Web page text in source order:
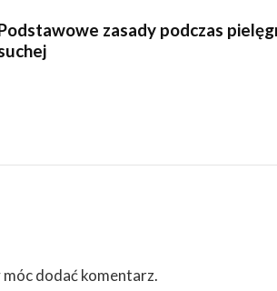
zasady podczas
móc dodać komentarz.